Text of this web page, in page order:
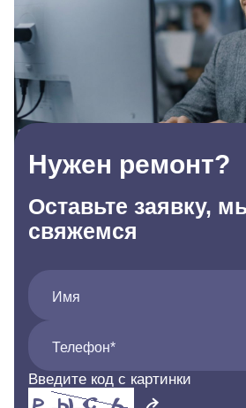
Нужен ремонт?
Оставьте заявку,
свяжемся
Имя
Телефон*
Введите код с картинки